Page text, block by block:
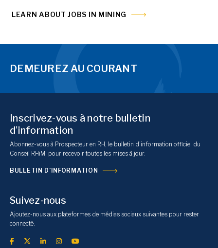
LEARN ABOUT JOBS IN MINING
DEMEUREZ AU COURANT
Inscrivez-vous à notre bulletin
d’information
Abonnez-vous à Prospecteur en RH, le bulletin d’information officiel du
Conseil RHiM, pour recevoir toutes les mises à jour.
BULLETIN D’INFORMATION
Suivez-nous
Ajoutez-nous aux plateformes de médias sociaux suivantes pour rester
connecté.